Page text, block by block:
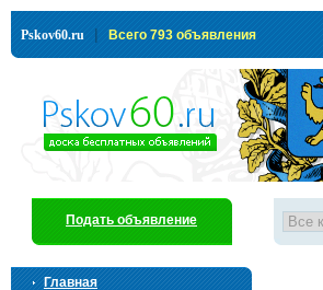
Pskov60.ru | Всего 793 объявления
Подать объявление
Главная